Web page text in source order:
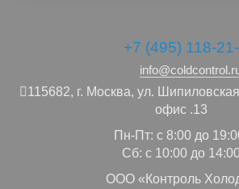
+7 (495) 118-
115682, г. Москва, ул.
офис .13
Пн-Пт: с 8:00 до
Сб: с 10:00 до
ООО «Контроль